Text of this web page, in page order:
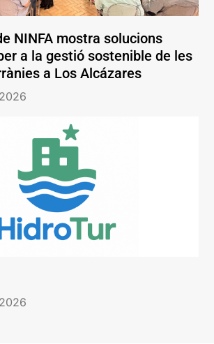
NINFA mostra solucions
a la gestió sostenible de les
a Los Alcázares